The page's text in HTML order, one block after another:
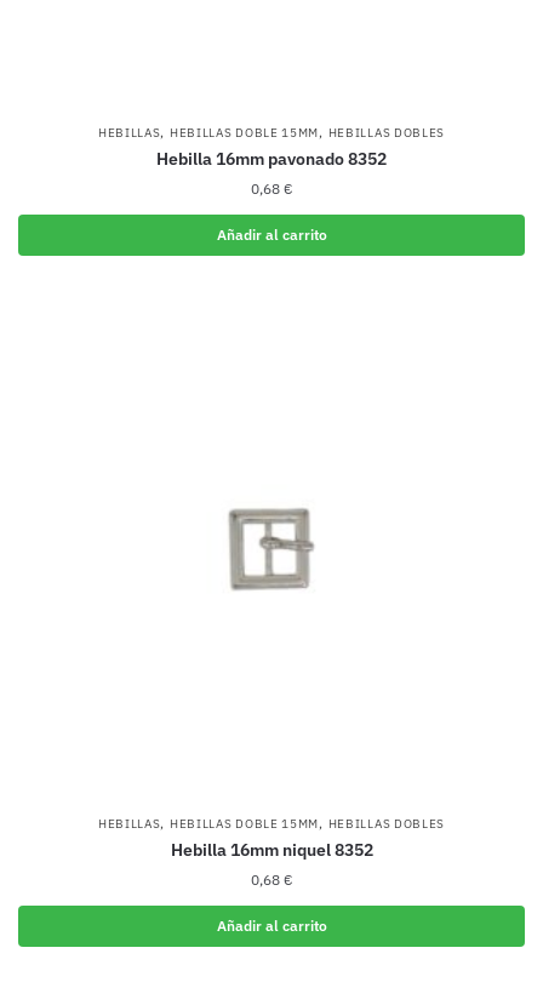
HEBILLAS, HEBILLAS DOBLE 15MM, HEBILLAS DOBLES
Hebilla 16mm pavonado 8352
0,68 €
Añadir al carrito
HEBILLAS, HEBILLAS DOBLE 15MM, HEBILLAS DOBLES
Hebilla 16mm niquel 8352
0,68 €
Añadir al carrito